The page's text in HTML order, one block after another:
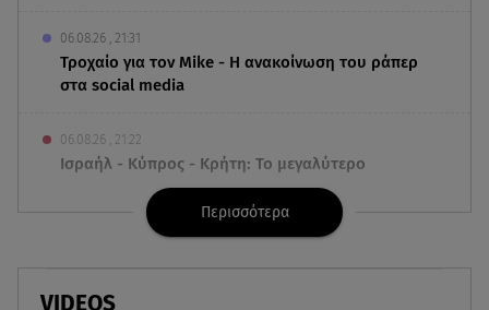
06.08.26 , 21:31
Τροχαίο για τον Mike - Η ανακοίνωση του ράπερ
στα social media
06.08.26 , 21:22
Ισραήλ - Κύπρος - Κρήτη: Το μεγαλύτερο
υποθαλάσσιο καλώδιο στον κόσμο
Motor Oil: Δωρεά πυροσβεστικών οχημάτων και
Περισσότερα
VIDEOS